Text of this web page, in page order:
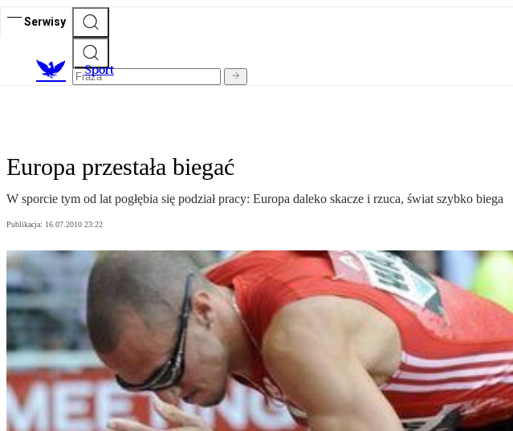
Serwisy
Sport
Europa przestała biegać
W sporcie tym od lat pogłębia się podział pracy: Europa daleko skacze i rzuca, świat szybko biega
Publikacja: 16.07.2010 23:22